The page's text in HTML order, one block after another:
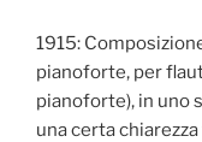
1915:
pianoforte, per
pianoforte), in uno
una certa